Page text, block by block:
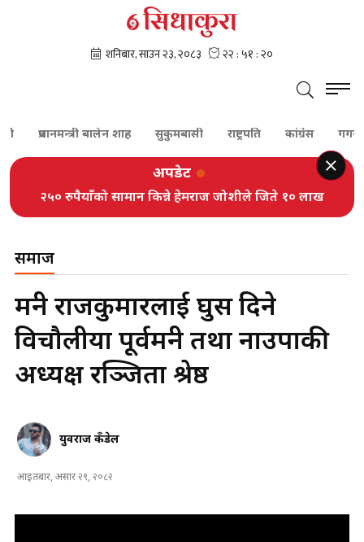
प्रधानमन्त्री बालेन शाह सुकुमबासी राष्ट्रपति कांग्रेस गगन थापा
अपडेट
२५० रुपैयाँको सामान किन्ने हेमराज जोशीले जिते १० लाख
सरकारले गर्‍यो ३२ हजारभन्दा बढी गुनासो फर्छ्योट
समाज
मन्त्री राजकुमारलाई घुस दिने
विचौलीया पूर्वमन्त्री तथा नाउपाकी
अध्यक्ष रञ्जिता श्रेष्ठ
युवराज कँडेल
आइतबार, असार २९, २०८२